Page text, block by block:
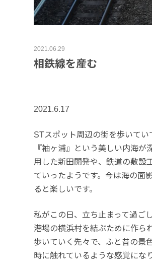
2021.06.29
相鉄線を産む
2021.6.17
STスポット周辺の街を歩いて
『袖ヶ浦』という美しい内海
用した新田開発や、鉄道の敷設
ていったようです。今は海の面
ると楽しいです。
私がこの日、立ち止まって過ご
港場の横浜村を結ぶために作ら
歩いていく先々で、ふと昔の景
時に触れているような感覚にな